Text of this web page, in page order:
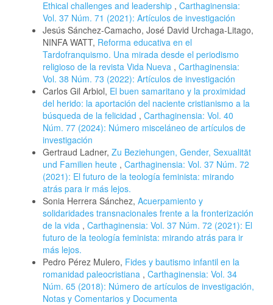
Ethical challenges and leadership , Carthaginensia:
Vol. 37 Núm. 71 (2021): Artículos de investigación
Jesús Sánchez-Camacho, José David Urchaga-Litago,
NINFA WATT, Reforma educativa en el
Tardofranquismo. Una mirada desde el periodismo
religioso de la revista Vida Nueva , Carthaginensia:
Vol. 38 Núm. 73 (2022): Artículos de investigación
Carlos Gil Arbiol, El buen samaritano y la proximidad
del herido: la aportación del naciente cristianismo a la
búsqueda de la felicidad , Carthaginensia: Vol. 40
Núm. 77 (2024): Número misceláneo de artículos de
investigación
Gertraud Ladner, Zu Beziehungen, Gender, Sexualität
und Familien heute , Carthaginensia: Vol. 37 Núm. 72
(2021): El futuro de la teología feminista: mirando
atrás para ir más lejos.
Sonia Herrera Sánchez, Acuerpamiento y
solidaridades transnacionales frente a la fronterización
de la vida , Carthaginensia: Vol. 37 Núm. 72 (2021): El
futuro de la teología feminista: mirando atrás para ir
más lejos.
Pedro Pérez Mulero, Fides y bautismo infantil en la
romanidad paleocristiana , Carthaginensia: Vol. 34
Núm. 65 (2018): Número de artículos de investigación,
Notas y Comentarios y Documenta